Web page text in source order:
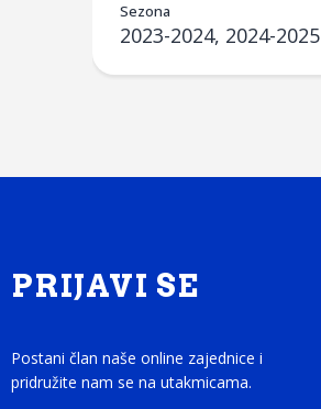
Sezona
2023-2024, 2024-2025
PRIJAVI SE
Postani član naše online zajednice i
pridružite nam se na utakmicama.